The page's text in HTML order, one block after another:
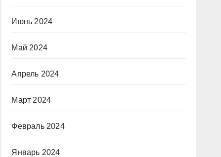
Июнь 2024
Май 2024
Апрель 2024
Март 2024
Февраль 2024
Январь 2024